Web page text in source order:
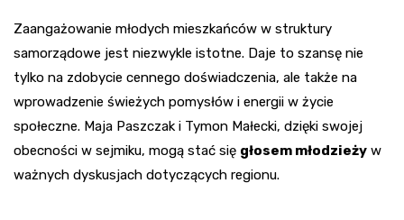
Zaangażowanie młodych mieszkańców w struktury
samorządowe jest niezwykle istotne. Daje to szansę nie
tylko na zdobycie cennego doświadczenia, ale także na
wprowadzenie świeżych pomysłów i energii w życie
społeczne. Maja Paszczak i Tymon Małecki, dzięki swojej
obecności w sejmiku, mogą stać się głosem młodzieży w
ważnych dyskusjach dotyczących regionu.